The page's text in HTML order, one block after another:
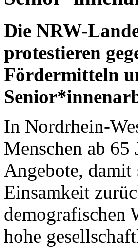
Die NRW-
protestieren
Fördermitteln
In Nordrhein-
Menschen ab 65
Angebote,
Einsamkeit
demografischen
hohe